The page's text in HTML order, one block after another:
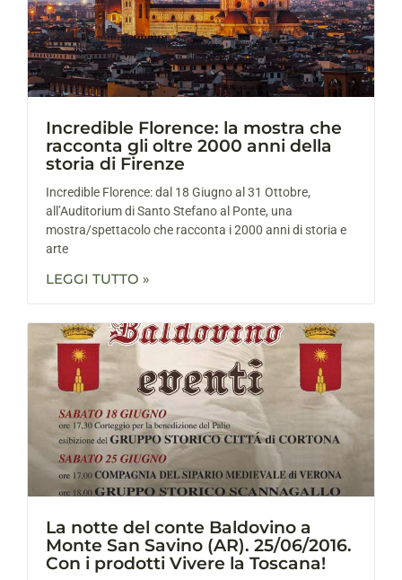
Incredible Florence: la mostra che
racconta gli oltre 2000 anni della
storia di Firenze
Incredible Florence: dal 18 Giugno al 31 Ottobre,
all’Auditorium di Santo Stefano al Ponte, una
mostra/spettacolo che racconta i 2000 anni di storia e
arte
LEGGI TUTTO »
La notte del conte Baldovino a
Monte San Savino (AR). 25/06/2016.
Con i prodotti Vivere la Toscana!